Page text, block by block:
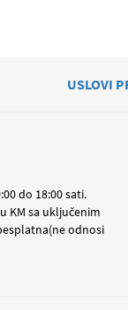
USLOVI
do 18:00 sati.
KM sa uključenim
odnosi